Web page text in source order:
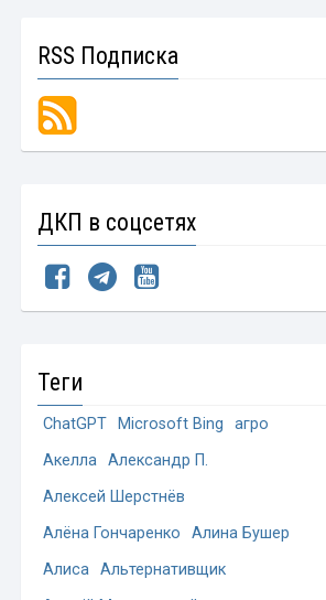
RSS Подписка
ДКП в соцсетях
Теги
ChatGPT Microsoft Bing
агро
Акелла Александр П.
Алексей Шерстнёв
Алёна Гончаренко
Алина Бушер
Алиса Альтернативщик